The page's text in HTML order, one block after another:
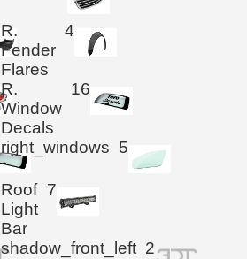
R.
Fender
Flares
4
R.
Window
Decals
16
right_windows 5
Roof
Light
Bar
7
shadow_front_left 2